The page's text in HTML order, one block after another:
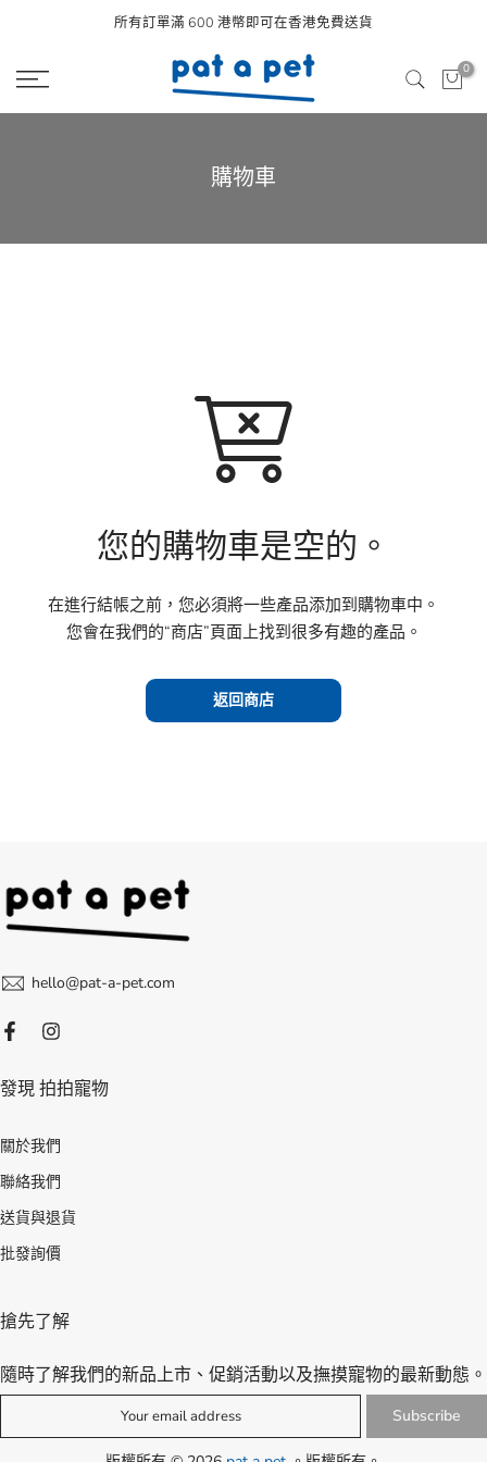
content
所有訂單滿 600 港幣即可在香港免費送貨
0
購物車
您的購物車是空的。
在進行結帳之前，您必須將一些產品添加到購物車中。
您會在我們的“商店”頁面上找到很多有趣的產品。
返回商店
hello@pat-a-pet.com
發現 拍拍寵物
關於我們
聯絡我們
送貨與退貨
批發詢價
搶先了解
隨時了解我們的新品上市、促銷活動以及撫摸寵物的最新動態。
Subscribe